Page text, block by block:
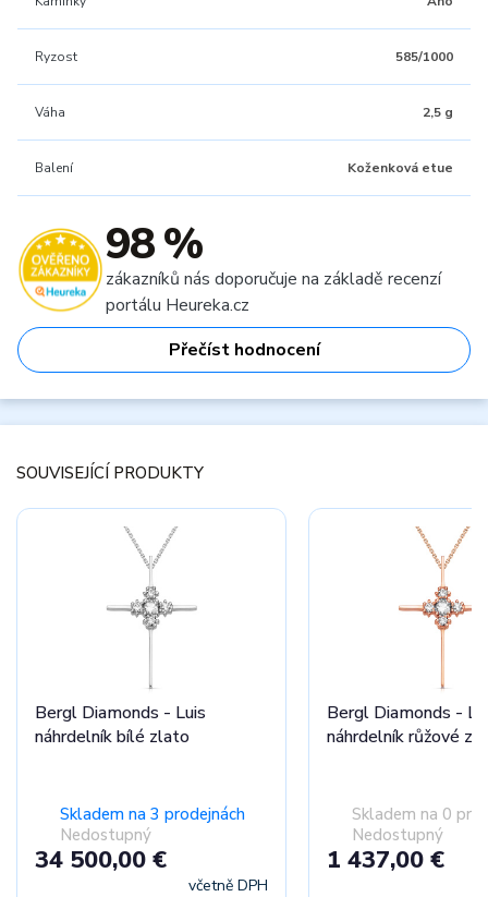
Ryzost 585/1000
Váha 2,5 g
Balení Koženková etue
98 %
zákazníků nás doporučuje na základě recenzí
portálu Heureka.cz
Přečíst hodnocení
SOUVISEJÍCÍ PRODUKTY
Bergl Diamonds - Luis
náhrdelník bílé zlato
Skladem na 3 prodejnách
Nedostupný
34 500,00 €
včetně DPH
Bergl Diamonds -
náhrdelník růžové
Skladem na 0
Nedostupný
1 437,00 €